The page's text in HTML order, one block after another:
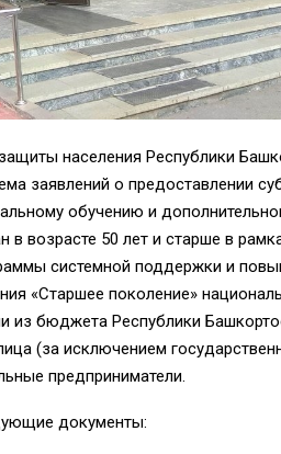
населения Республики
заявлений о предоставлении
обучению и
возрасте 50 лет и старше в
системной поддержки и
«Старшее поколение»
из бюджета Республики
(за исключением
предприниматели.
документы: